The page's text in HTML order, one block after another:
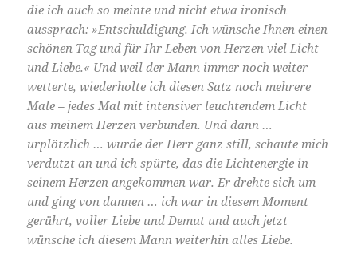
die ich auch so meinte und nicht etwa ironisch
aussprach: »Entschuldigung. Ich wünsche Ihnen einen
schönen Tag und für Ihr Leben von Herzen viel Licht
und Liebe.« Und weil der Mann immer noch weiter
wetterte, wiederholte ich diesen Satz noch mehrere
Male – jedes Mal mit intensiver leuchtendem Licht
aus meinem Herzen verbunden. Und dann …
urplötzlich … wurde der Herr ganz still, schaute mich
verdutzt an und ich spürte, das die Lichtenergie in
seinem Herzen angekommen war. Er drehte sich um
und ging von dannen … ich war in diesem Moment
gerührt, voller Liebe und Demut und auch jetzt
wünsche ich diesem Mann weiterhin alles Liebe.